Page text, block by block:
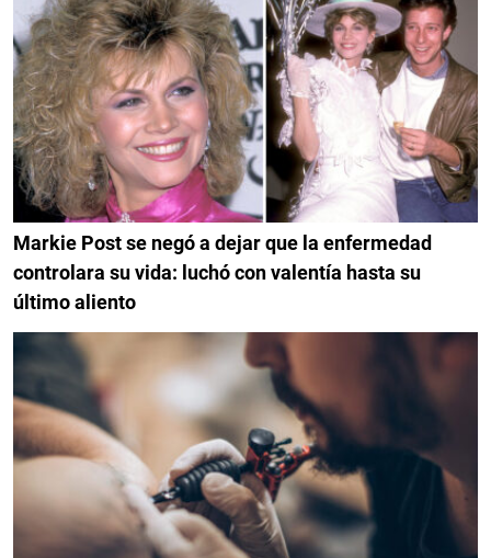
Markie Post se negó a dejar que la enfermedad
controlara su vida: luchó con valentía hasta su
último aliento